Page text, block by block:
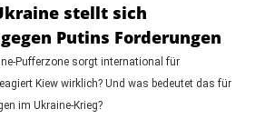
stellt sich
Putins Forderungen
Pufferzone sorgt international für
Kiew wirklich? Und was bedeutet das für
im Ukraine-Krieg?